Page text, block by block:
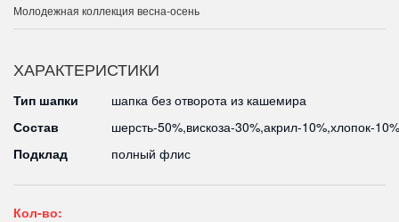
Молодежная коллекция весна-осень
ХАРАКТЕРИСТИКИ
Тип шапки
шапка без отворота из кашемира
Состав
шерсть-50%,вискоза-30%,акрил-10%,хлопок-10%
Подклад
полный флис
Кол-во: